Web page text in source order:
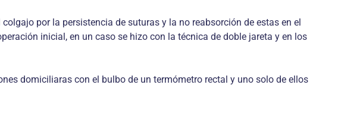
por la persistencia de suturas y la no reabsorción de estas en el
inicial, en un caso se hizo con la técnica de doble jareta y en los
domiciliaras con el bulbo de un termómetro rectal y uno solo de ellos